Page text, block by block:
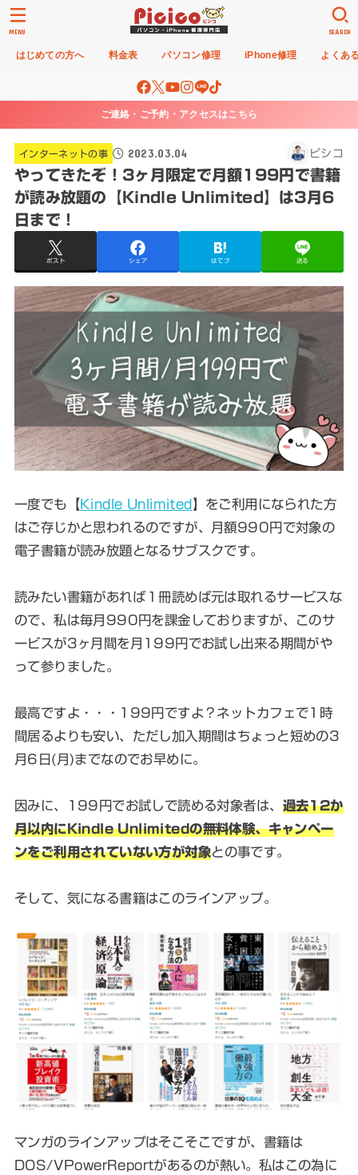
はじめての方へ 料金表 パソコン修理 iPhone修理 よくあ
SEARCH
MENU
ご連絡・ご予約・アクセスはこちら
インターネットの事 2023.03.04 ピシコ
やってきたぞ！3ヶ月限定で月額199円で書籍
が読み放題の【Kindle Unlimited】は3月6
日まで！
ポスト シェア はてブ 送る
一度でも【 Kindle Unlimited 】をご利用になられた方
はご存じかと思われるのですが、月額990円で対象の
電子書籍が読み放題となるサブスクです。
読みたい書籍があれば１冊読めば元は取れるサービスな
ので、私は毎月990円を課金しておりますが、このサ
ービスが3ヶ月間を月199円でお試し出来る期間がや
って参りました。
最高ですよ・・・199円ですよ？ネットカフェで1時
間居るよりも安い、ただし加入期間はちょっと短めの3
月6日(月)までなのでお早めに。
因みに、199円でお試しで読める対象者は、 過去12か
月以内にKindle Unlimitedの無料体験、キャンペー
ンをご利用されていない方が対象との事です。
そして、気になる書籍はこのラインアップ。
マンガのラインアップはそこそこですが、書籍は
DOS/VPowerReportがあるのが熱い。私はこの為に